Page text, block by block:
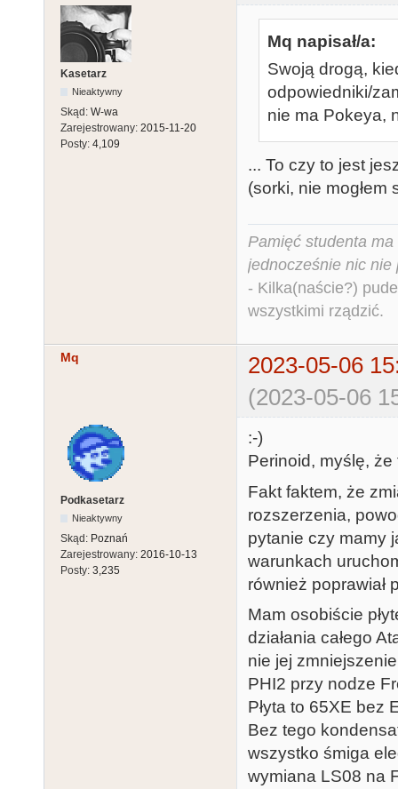
Kasetarz
Nieaktywny
Skąd: W-wa
Zarejestrowany: 2015-11-20
Posty: 4,109
Mq napisał/a:
Swoją drogą,
odpowiedniki/
nie ma Pokeya,
... To czy to jest
(sorki, nie mogłem
Pamięć studenta
jednocześnie nic nie
- Kilka(naście?)
wszystkimi rządzić.
Mq
2023-05-06
(2023-05-06
Podkasetarz
Nieaktywny
Skąd: Poznań
Zarejestrowany: 2016-10-13
Posty: 3,235
:-)
Perinoid, myślę,
Fakt faktem, że
rozszerzenia,
pytanie czy mamy
warunkach
również poprawiał
Mam osobiście
działania całego
nie jej
PHI2 przy nodze
Płyta to 65XE bez
Bez tego
wszystko śmiga
wymiana LS08 na